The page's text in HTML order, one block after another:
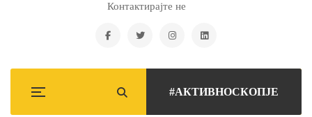
Контактирајте не
#АКТИВНОСКОПЈЕ